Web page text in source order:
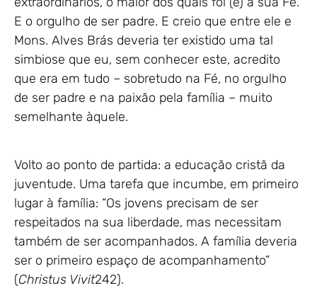
E o orgulho de ser padre. E creio que entre ele e
Mons. Alves Brás deveria ter existido uma tal
simbiose que eu, sem conhecer este, acredito
que era em tudo – sobretudo na Fé, no orgulho
de ser padre e na paixão pela família – muito
semelhante àquele.
Volto ao ponto de partida: a educação cristã da
juventude. Uma tarefa que incumbe, em primeiro
lugar à família: “Os jovens precisam de ser
respeitados na sua liberdade, mas necessitam
também de ser acompanhados. A família deveria
ser o primeiro espaço de acompanhamento”
(Christus Vivit242).